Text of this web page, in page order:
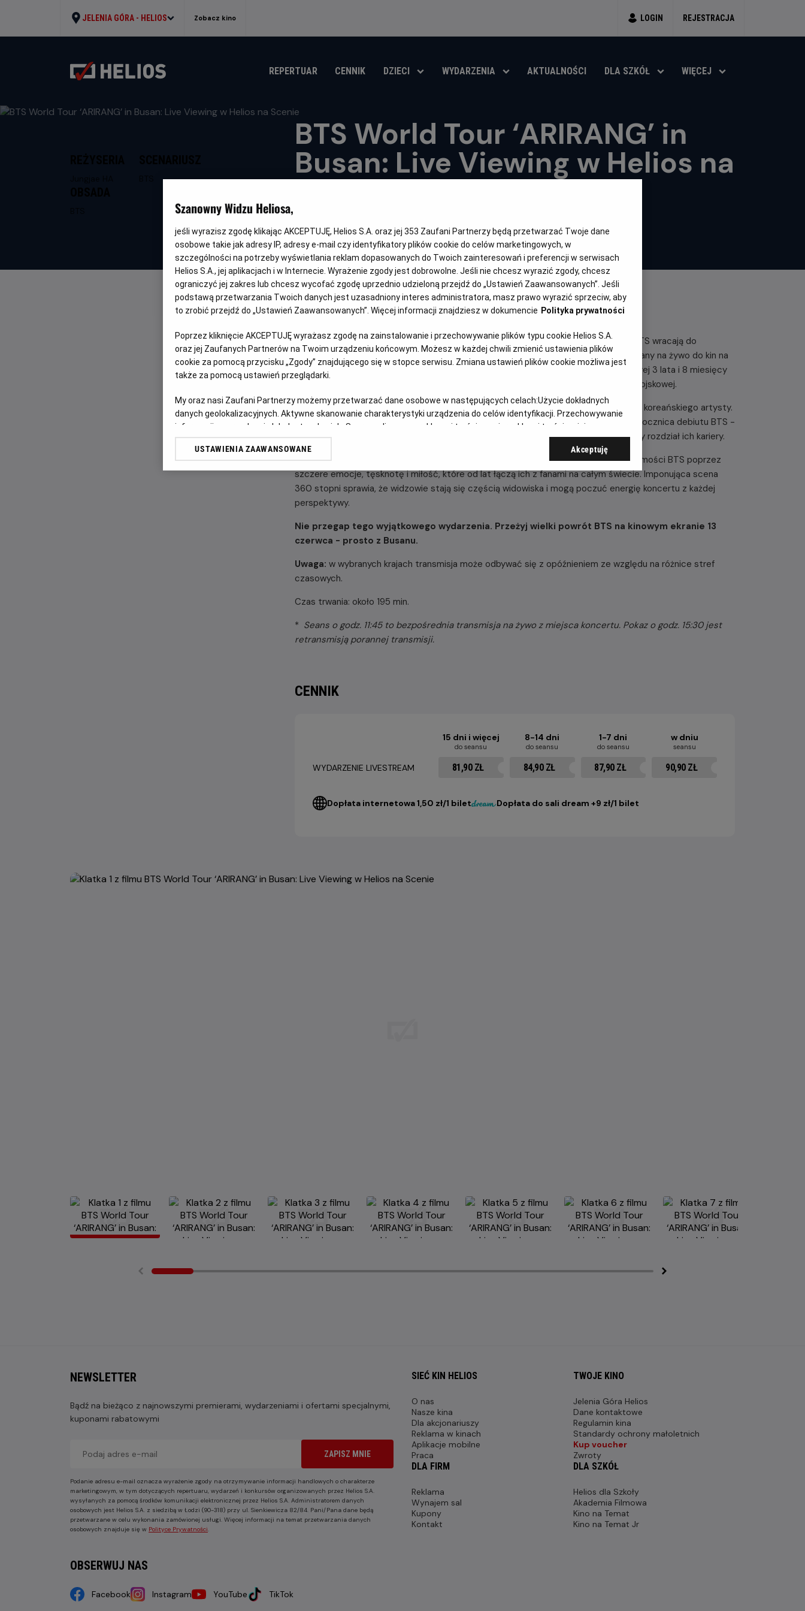
JELENIA GÓRA - HELIOS Zobacz kino LOGIN REJESTRACJA
REPERTUAR CENNIK DZIECI WYDARZENIA AKTUALNOŚCI DLA SZKÓŁ WIĘCEJ
BTS World Tour ‘ARIRANG’ in
Busan: Live Viewing w Helios na
Scenie
wiek
trwania
OBSERWUJ
OPIS WYDARZENIA
Historyczna podróż trwa dalej. Po rekordowym otwarciu światowej trasy ARIRANG BTS wracają do
legendarnego stadionu Busan Asiad Main Stadium na wyjątkowy koncert transmitowany na żywo do kin na
całym świecie. To szczególny moment - pierwszy powrót zespołu na scenę, na której 3 lata i 8 miesięcy
temu odbył się ich ostatni występ w pełnym składzie przed rozpoczęciem służby wojskowej.
Obejmująca 34 miasta i 85 koncertów trasa stała się największym tournée w historii koreańskiego artysty.
Dodatkowego znaczenia temu wydarzeniu nadaje data koncertu - 13 czerwca, czyli rocznica debiutu BTS -
symboliczny moment celebrujący zarówno dotychczasową drogę zespołu, jak i nowy rozdział ich kariery.
Trasa ARIRANG towarzyszy piątemu albumowi studyjnemu grupy i opowiada o tożsamości BTS poprzez
szczere emocje, tęsknotę i miłość, które od lat łączą ich z fanami na całym świecie. Imponująca scena
360 stopni sprawia, że widzowie stają się częścią widowiska i mogą poczuć energię koncertu z każdej
perspektywy.
Nie przegap tego wyjątkowego wydarzenia. Przeżyj wielki powrót BTS na kinowym ekranie 13
czerwca - prosto z Busanu.
Uwaga: w wybranych krajach transmisja może odbywać się z opóźnieniem ze względu na różnice stref
czasowych.
Czas trwania: około 195 min.
* ‎ Seans o godz. 11:45 to bezpośrednia transmisja na żywo z miejsca koncertu. Pokaz o godz. 15:30 jest
retransmisją porannej transmisji.
CENNIK
15 dni i więcej
do seansu
8-14 dni
do seansu
1-7 dni
do seansu
w dniu
seansu
WYDARZENIE LIVESTREAM 81,90 ZŁ 84,90 ZŁ 87,90 ZŁ 90,90 ZŁ
Dopłata internetowa 1,50 zł/1 bilet Dopłata do sali dream +9 zł/1 bilet
NEWSLETTER
Bądź na bieżąco z najnowszymi premierami, wydarzeniami i ofertami specjalnymi,
kuponami rabatowymi
ZAPISZ MNIE
Podanie adresu e-mail oznacza wyrażenie zgody na otrzymywanie informacji handlowych o charakterze
marketingowym, w tym dotyczących repertuaru, wydarzeń i konkursów organizowanych przez Helios S.A.
wysyłanych za pomocą środków komunikacji elektronicznej przez Helios S.A. Administratorem danych
osobowych jest Helios S.A. z siedzibą w Łodzi (90-318) przy ul. Sienkiewicza 82/84. Pani/Pana dane będą
przetwarzane w celu wykonania zamówionej usługi. Więcej informacji na temat przetwarzania danych
osobowych znajduje się w Polityce Prywatności.
OBSERWUJ NAS
Facebook Instagram YouTube TikTok
SIEĆ KIN HELIOS
O nas
Nasze kina
Dla akcjonariuszy
Reklama w kinach
Aplikacje mobilne
Praca
TWOJE KINO
Jelenia Góra Helios
Dane kontaktowe
Regulamin kina
Standardy ochrony małoletnich
Kup voucher
Zwroty
DLA FIRM
Reklama
Wynajem sal
Kupony
Kontakt
DLA SZKÓŁ
Helios dla Szkoły
Akademia Filmowa
Kino na Temat
Kino na Temat Jr
Szanowny Widzu Heliosa,
jeśli wyrazisz zgodę klikając AKCEPTUJĘ, Helios S.A. oraz jej 353 Zaufani Partnerzy będą przetwarzać Twoje dane
osobowe takie jak adresy IP, adresy e-mail czy identyfikatory plików cookie do celów marketingowych, w
szczególności na potrzeby wyświetlania reklam dopasowanych do Twoich zainteresowań i preferencji w serwisach
Helios S.A., jej aplikacjach i w Internecie. Wyrażenie zgody jest dobrowolne. Jeśli nie chcesz wyrazić zgody, chcesz
ograniczyć jej zakres lub chcesz wycofać zgodę uprzednio udzieloną przejdź do „Ustawień Zaawansowanych”. Jeśli
podstawą przetwarzania Twoich danych jest uzasadniony interes administratora, masz prawo wyrazić sprzeciw, aby
to zrobić przejdź do „Ustawień Zaawansowanych”. Więcej informacji znajdziesz w dokumencie Polityka prywatności
Poprzez kliknięcie AKCEPTUJĘ wyrażasz zgodę na zainstalowanie i przechowywanie plików typu cookie Helios S.A.
oraz jej Zaufanych Partnerów na Twoim urządzeniu końcowym. Możesz w każdej chwili zmienić ustawienia plików
cookie za pomocą przycisku „Zgody” znajdującego się w stopce serwisu. Zmiana ustawień plików cookie możliwa jest
także za pomocą ustawień przeglądarki.
My oraz nasi Zaufani Partnerzy możemy przetwarzać dane osobowe w następujących celach:Użycie dokładnych
danych geolokalizacyjnych. Aktywne skanowanie charakterystyki urządzenia do celów identyfikacji. Przechowywanie
informacji na urządzeniu lub dostęp do nich. Spersonalizowane reklamy i treści, pomiar reklam i treści, opinie
odbiorców i ulepszanie usług.
Lista Zaufanych Partnerów
USTAWIENIA ZAAWANSOWANE Akceptuję